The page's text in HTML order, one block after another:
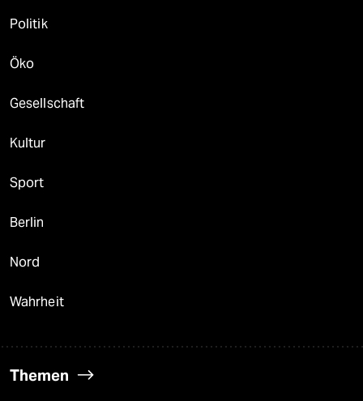
Politik
Öko
Gesellschaft
Kultur
Sport
Berlin
Nord
Wahrheit
Themen